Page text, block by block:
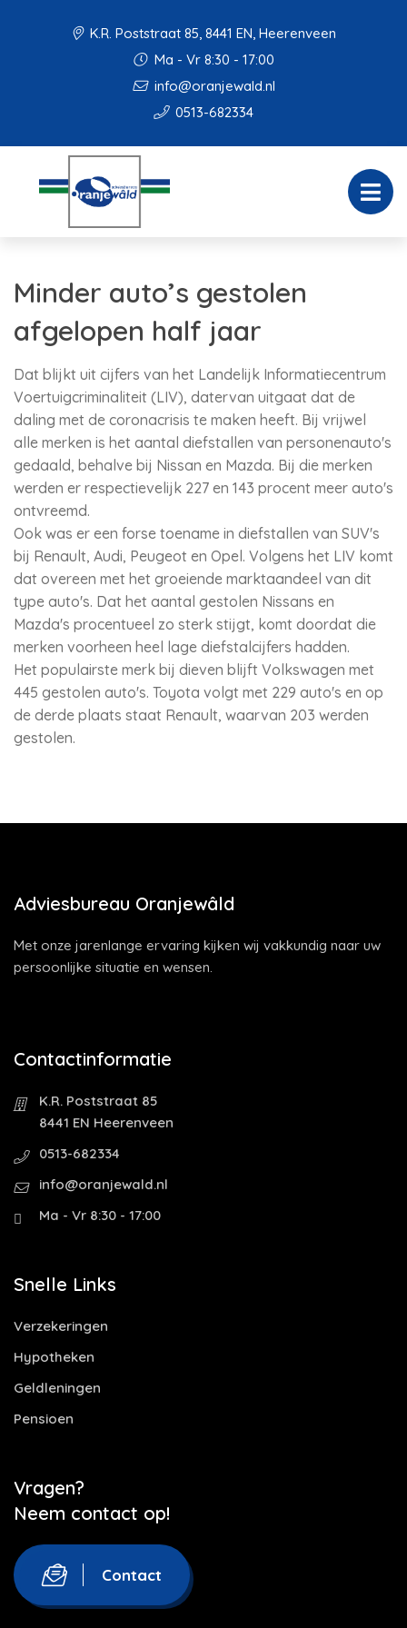
K.R. Poststraat 85, 8441 EN, Heerenveen
Ma - Vr 8:30 - 17:00
info@oranjewald.nl
0513-682334
Minder auto’s gestolen
afgelopen half jaar
Dat blijkt uit cijfers van het Landelijk Informatiecentrum
Voertuigcriminaliteit (LIV), datervan uitgaat dat de
daling met de coronacrisis te maken heeft. Bij vrijwel
alle merken is het aantal diefstallen van personenauto's
gedaald, behalve bij Nissan en Mazda. Bij die merken
werden er respectievelijk 227 en 143 procent meer auto's
ontvreemd.
Ook was er een forse toename in diefstallen van SUV's
bij Renault, Audi, Peugeot en Opel. Volgens het LIV komt
dat overeen met het groeiende marktaandeel van dit
type auto's. Dat het aantal gestolen Nissans en
Mazda's procentueel zo sterk stijgt, komt doordat die
merken voorheen heel lage diefstalcijfers hadden.
Het populairste merk bij dieven blijft Volkswagen met
445 gestolen auto's. Toyota volgt met 229 auto's en op
de derde plaats staat Renault, waarvan 203 werden
gestolen.
Adviesbureau Oranjewâld
Met onze jarenlange ervaring kijken wij vakkundig naar uw
persoonlijke situatie en wensen.
Contactinformatie
K.R. Poststraat 85
8441 EN Heerenveen
0513-682334
info@oranjewald.nl
Ma - Vr 8:30 - 17:00
Snelle Links
Verzekeringen
Hypotheken
Geldleningen
Pensioen
Vragen?
Neem contact op!
Contact